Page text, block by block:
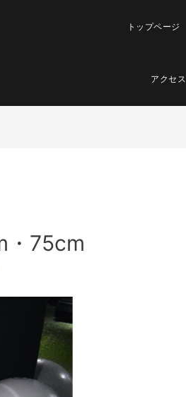
トップページ
アクセス
・75cm